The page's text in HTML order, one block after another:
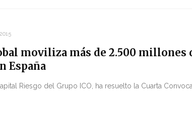
moviliza más de 2.500 millones
España
Riesgo del Grupo ICO​, ha resuelto la Cuarta